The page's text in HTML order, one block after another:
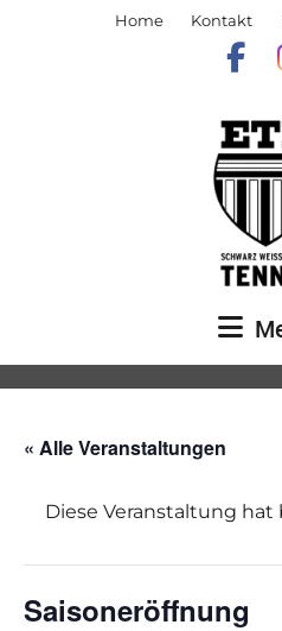
Home Kontakt
« Alle Veranstaltungen
Diese Veranstaltung
Saisoneröffnung